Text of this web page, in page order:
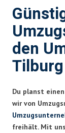
den
Tilburg
Du planst
wir von
freihält. Mit